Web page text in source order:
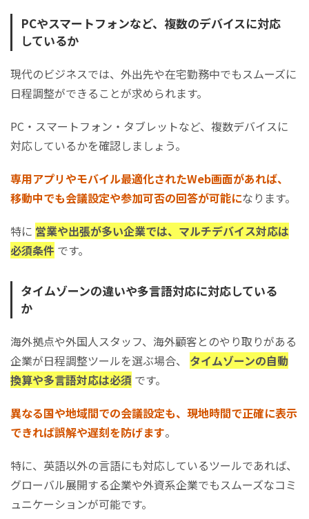
セキュリティ・管
理
標準的な暗号化のみ、管理機能
広告表示 表示される場合がある 基
PCやスマートフォンなど、複数のデバイスに対応
しているか
現代のビジネスでは、外出先や在宅勤務中でもスムーズに
日程調整ができることが求められます。
PC・スマートフォン・タブレットなど、複数デバイスに
対応しているかを確認しましょう。
専用アプリやモバイル最適化されたWeb画面があれば、
移動中でも会議設定や参加可否の回答が可能になります。
特に 営業や出張が多い企業では、マルチデバイス対応は
必須条件 です。
タイムゾーンの違いや多言語対応に対応している
か
海外拠点や外国人スタッフ、海外顧客とのやり取りがある
企業が日程調整ツールを選ぶ場合、 タイムゾーンの自動
換算や多言語対応は必須 です。
異なる国や地域間での会議設定も、現地時間で正確に表示
できれば誤解や遅刻を防げます。
特に、英語以外の言語にも対応しているツールであれば、
グローバル展開する企業や外資系企業でもスムーズなコミ
ュニケーションが可能です。